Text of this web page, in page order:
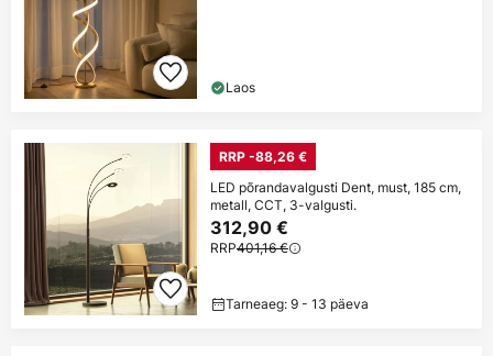
Laos
RRP -88,26 €
LED põrandavalgusti Dent, must, 185 cm,
metall, CCT, 3-valgusti.
312,90 €
RRP401,16 €
Tarneaeg: 9 - 13 päeva